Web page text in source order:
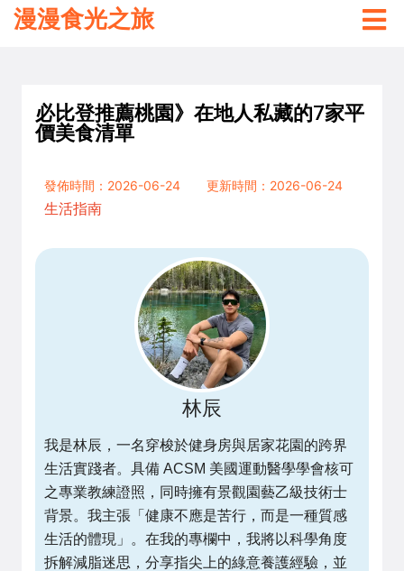
漫漫食光之旅
必比登推薦桃園》在地人私藏的7家平
價美食清單
發佈時間：2026-06-24
更新時間：2026-06-24
生活指南
林辰
我是林辰，一名穿梭於健身房與居家花園的跨界
生活實踐者。具備 ACSM 美國運動醫學學會核可
之專業教練證照，同時擁有景觀園藝乙級技術士
背景。我主張「健康不應是苦行，而是一種質感
生活的體現」。在我的專欄中，我將以科學角度
拆解減脂迷思，分享指尖上的綠意養護經驗，並